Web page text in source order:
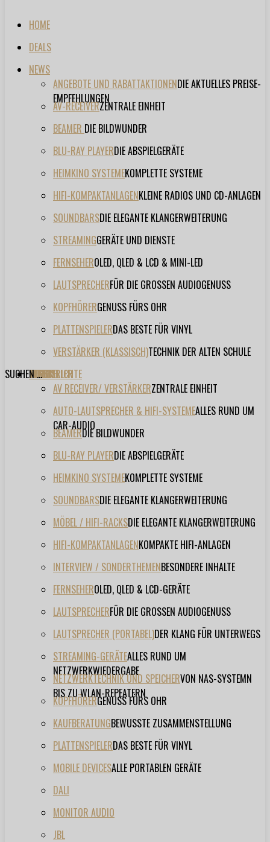
HOME
DEALS
NEWS
ANGEBOTE UND RABATTAKTIONENDIE AKTUELLES PREISE-
EMPFEHLUNGEN
AV-RECEIVERZENTRALE EINHEIT
BEAMER DIE BILDWUNDER
BLU-RAY PLAYERDIE ABSPIELGERÄTE
HEIMKINO SYSTEMEKOMPLETTE SYSTEME
HIFI-KOMPAKTANLAGENKLEINE RADIOS UND CD-ANLAGEN
SOUNDBARSDIE ELEGANTE KLANGERWEITERUNG
STREAMINGGERÄTE UND DIENSTE
FERNSEHEROLED, QLED & LCD & MINI-LED
LAUTSPRECHERFÜR DIE GROSSEN AUDIOGENUSS
KOPFHÖRERGENUSS FÜRS OHR
PLATTENSPIELERDAS BESTE FÜR VINYL
VERSTÄRKER (KLASSISCH)TECHNIK DER ALTEN SCHULE
TESTBERICHTE
AV RECEIVER/ VERSTÄRKERZENTRALE EINHEIT
AUTO-LAUTSPRECHER & HIFI-SYSTEMEALLES RUND UM
CAR-AUDIO
BEAMERDIE BILDWUNDER
BLU-RAY PLAYERDIE ABSPIELGERÄTE
HEIMKINO SYSTEMEKOMPLETTE SYSTEME
SOUNDBARSDIE ELEGANTE KLANGERWEITERUNG
MÖBEL / HIFI-RACKSDIE ELEGANTE KLANGERWEITERUNG
HIFI-KOMPAKTANLAGENKOMPAKTE HIFI-ANLAGEN
INTERVIEW / SONDERTHEMENBESONDERE INHALTE
FERNSEHEROLED, QLED & LCD-GERÄTE
LAUTSPRECHERFÜR DIE GROSSEN AUDIOGENUSS
LAUTSPRECHER (PORTABEL)DER KLANG FÜR UNTERWEGS
STREAMING-GERÄTEALLES RUND UM
NETZWERKWIEDERGABE
NETZWERKTECHNIK UND SPEICHERVON NAS-SYSTEMN
BIS ZU WLAN-REPEATERN
KOPFHÖRERGENUSS FÜRS OHR
KAUFBERATUNGBEWUSSTE ZUSAMMENSTELLUNG
PLATTENSPIELERDAS BESTE FÜR VINYL
MOBILE DEVICESALLE PORTABLEN GERÄTE
FORUM
FILME
VIDEOS
HERSTELLER
DALI
MONITOR AUDIO
JBL
EVENT
SUCHEN ...